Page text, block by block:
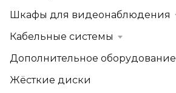
Шкафы для видеонаблюдения
Кабельные системы
Дополнительное оборудование
Жёсткие диски